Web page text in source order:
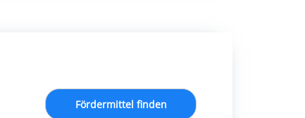
Fördermittel finden